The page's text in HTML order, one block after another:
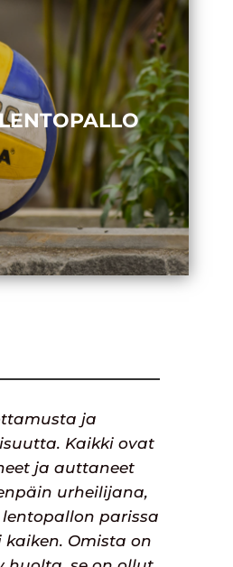
ja
Kaikki ovat
ja auttaneet
urheilijana,
parissa
kaiken. Omista on